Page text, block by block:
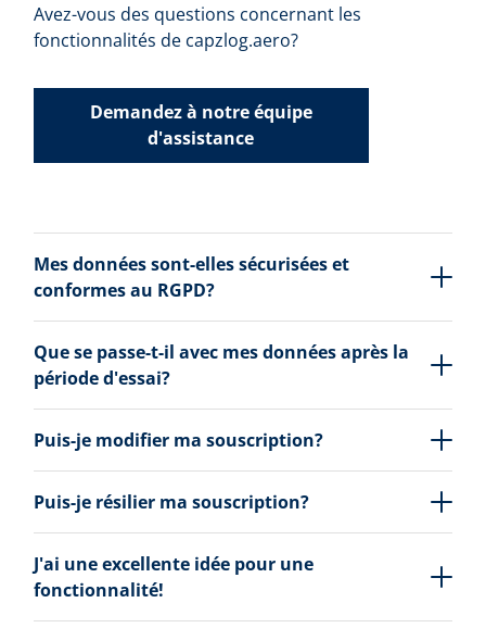
Avez-vous des questions concernant les
fonctionnalités de capzlog.aero?
Demandez à notre équipe
d'assistance
Mes données sont-elles sécurisées et
conformes au RGPD?
Que se passe-t-il avec mes données après la
période d'essai?
Puis-je modifier ma souscription?
Puis-je résilier ma souscription?
J'ai une excellente idée pour une
fonctionnalité!